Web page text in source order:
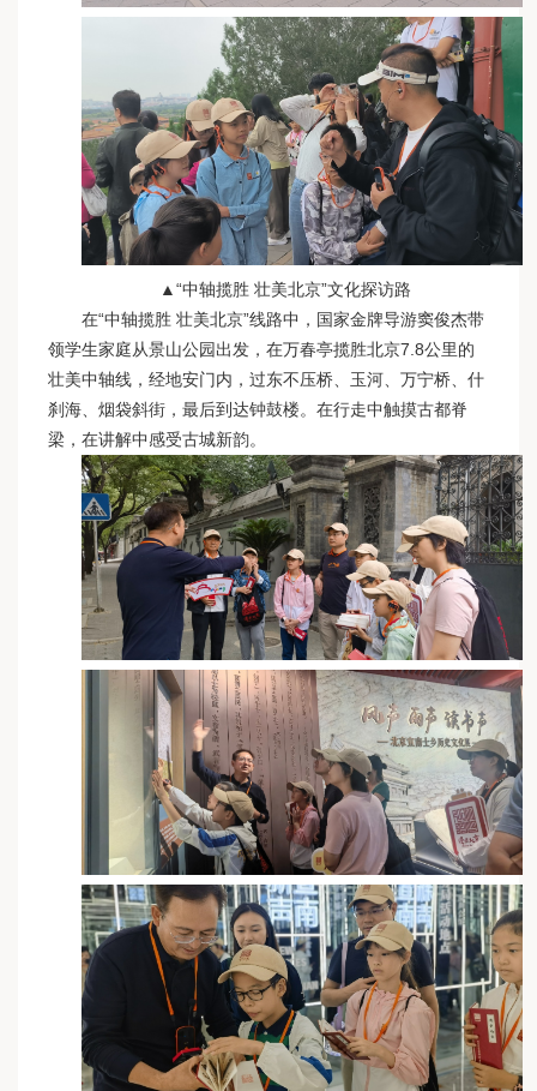
▲“中轴揽胜 壮美北京”文化探访路
在“中轴揽胜 壮美北京”线路中，国家金牌导游窦俊杰带
领学生家庭从景山公园出发，在万春亭揽胜北京7.8公里的
壮美中轴线，经地安门内，过东不压桥、玉河、万宁桥、什
刹海、烟袋斜街，最后到达钟鼓楼。在行走中触摸古都脊
梁，在讲解中感受古城新韵。